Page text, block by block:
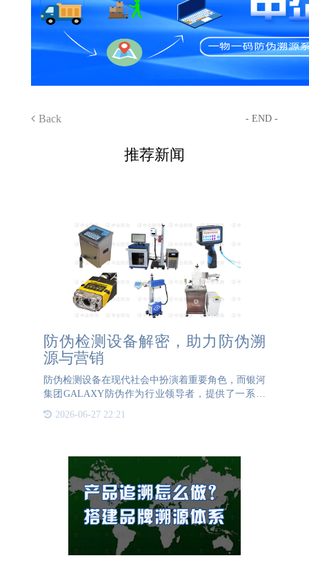
Back - END -
推荐新闻
防伪检测设备解密，助力防伪溯
源与营销
防伪检测设备在现代社会中扮演着重要角色，而银河
集团GALAXY防伪作为行业领导者，提供了一系列
伪检测设备种类有多种。有光学识别设备，如高清相
2026-06-27 22:21